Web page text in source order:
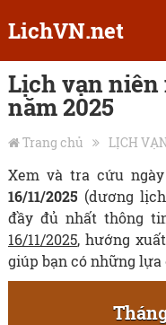
LichVN.net
Lịch vạn niên
năm 2025
Trang chủ LỊCH
Xem và tra cứu
16/11/2025 (dương
đầy đủ nhất thông
16/11/2025, hướng
giúp bạn có những